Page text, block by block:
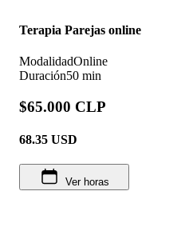
Terapia Parejas online
ModalidadOnline
Duración50 min
$65.000 CLP
68.35 USD
Ver horas